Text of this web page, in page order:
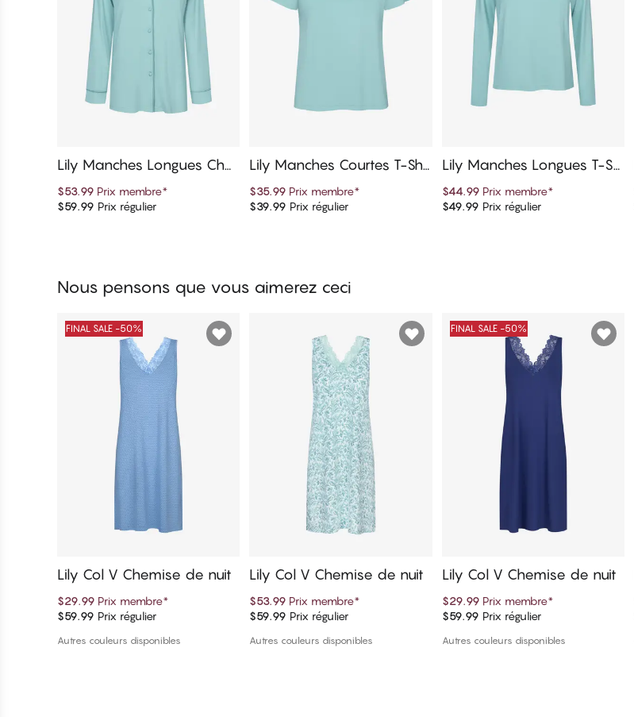
Ajouter au panier
Lily Manches Longues Che
$53.99 Prix membre*
$59.99 Prix régulier Ajouter au panier
Lily Manches Courtes T-Shir
$35.99 Prix membre*
$39.99 Prix régulier Ajouter au panier
Lily Manches Longues T-Shi
$44.99 Prix membre*
$49.99 Prix régulier
Nous pensons que vous aimerez ceci
Ajouter au panier
FINAL SALE -50%
Lily Col V Chemise de nuit
$29.99 Prix membre*
$59.99 Prix régulier
Autres couleurs disponibles
Ajouter au panier
Lily Col V Chemise de nuit
$53.99 Prix membre*
$59.99 Prix régulier
Autres couleurs disponibles
Ajouter au panier
FINAL SALE -50%
Lily Col V Chemise de nuit
$29.99 Prix membre*
$59.99 Prix régulier
Autres couleurs disponibles